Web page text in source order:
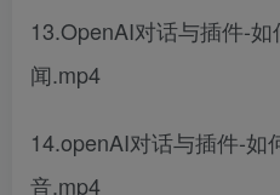
13.OpenAI对话与插件-
闻.mp4
14.openAI对话与插件-如
音.mp4